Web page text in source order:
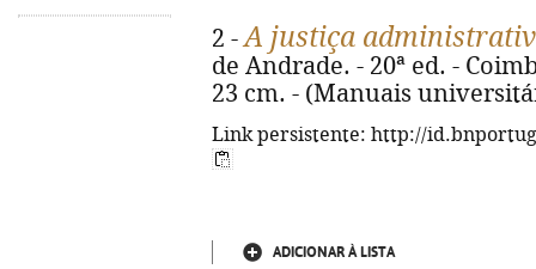
2 -A justiça
de Andrade. - 20ª ed. -
23 cm. - (Manuais
Link persistente: http://
ADICIONAR À LISTA